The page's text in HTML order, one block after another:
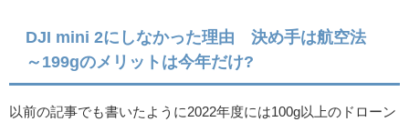
DJI mini 2にしなかった理由 決め手は航空法
～199gのメリットは今年だけ?
以前の記事でも書いたように2022年度には100g以上のドローン